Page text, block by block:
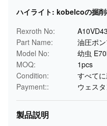
ハイライト: kobelcoの掘削
Rexroth No:
A10VD43
Part Name:
油圧ポ
Model No:
幼虫
MOQ:
1pcs
Condition:
すべて
Payment::
ウェス
製品説明